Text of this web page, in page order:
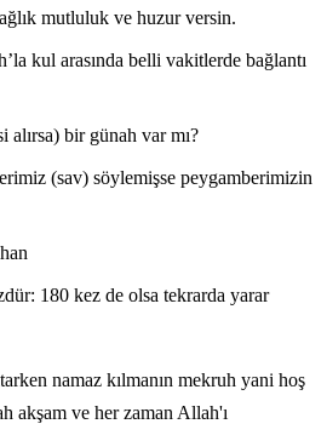
mutluluk ve huzur versin.
kul arasında belli vakitlerde bağlantı
alırsa) bir günah var mı?
(sav) söylemişse peygamberimizin
180 kez de olsa tekrarda yarar
namaz kılmanın mekruh yani hoş
akşam ve her zaman Allah'ı